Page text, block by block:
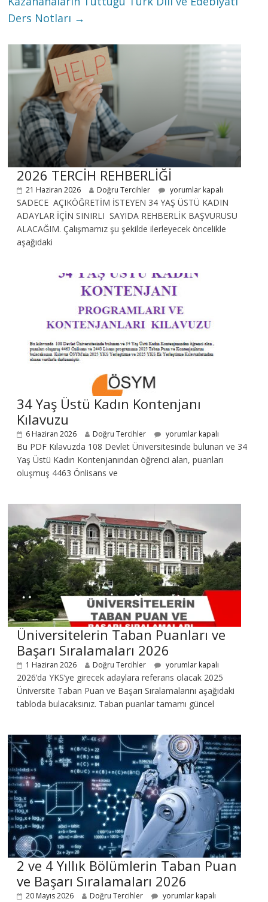
Ders Notları →
2026 TERCİH REHBERLİĞİ
21 Haziran 2026 Doğru Tercihler yorumlar kapalı
SADECE AÇIKÖĞRETİM İSTEYEN 34 YAŞ ÜSTÜ KADIN
ADAYLAR İÇİN SINIRLI SAYIDA REHBERLİK BAŞVURUSU
ALACAĞIM. Çalışmamız şu şekilde ilerleyecek öncelikle
aşağıdaki
34 Yaş Üstü Kadın Kontenjanı
Kılavuzu
6 Haziran 2026 Doğru Tercihler yorumlar kapalı
Bu PDF Kılavuzda 108 Devlet Üniversitesinde bulunan ve 34
Yaş Üstü Kadın Kontenjanından öğrenci alan, puanları
oluşmuş 4463 Önlisans ve
Üniversitelerin Taban Puanları ve
Başarı Sıralamaları 2026
1 Haziran 2026 Doğru Tercihler yorumlar kapalı
2026’da YKS’ye girecek adaylara referans olacak 2025
Üniversite Taban Puan ve Başarı Sıralamalarını aşağıdaki
tabloda bulacaksınız. Taban puanlar tamamı güncel
2 ve 4 Yıllık Bölümlerin Taban Puan
ve Başarı Sıralamaları 2026
20 Mayıs 2026 Doğru Tercihler yorumlar kapalı